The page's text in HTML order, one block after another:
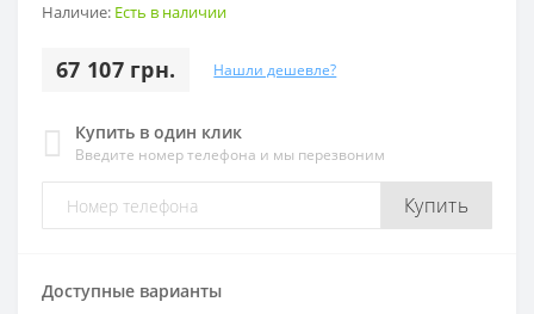
Наличие: Есть в наличии
67 107 грн. Нашли дешевле?
Купить в один клик
Введите номер телефона и мы перезвоним
Купить
Доступные варианты